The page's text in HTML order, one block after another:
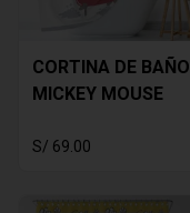
CORTINA DE BAÑO
MICKEY MOUSE
S/ 69.00